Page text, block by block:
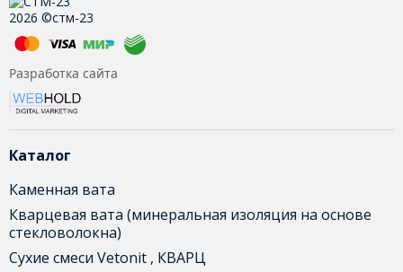
2026 ©стм-23
Разработка сайта
Каталог
Каменная вата
Кварцевая вата (минеральная изоляция на основе
стекловолокна)
Сухие смеси Vetonit , КВАРЦ